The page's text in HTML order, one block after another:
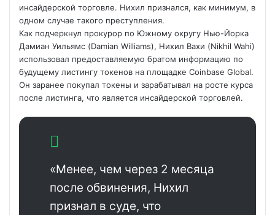
инсайдерской торговле. Нихил признался, как минимум, в
одном случае такого преступления.
Как подчеркнул прокурор по Южному округу Нью-Йорка
Дамиан Уильямс (Damian Williams), Нихил Вахи (Nikhil Wahi)
использовал предоставляемую братом информацию по
будущему листингу токенов на площадке Coinbase Global.
Он заранее покупал токены и зарабатывал на росте курса
после листинга, что является инсайдерской торговлей.
«Менее, чем через 2 месяца
после обвинения, Нихил
признал в суде, что